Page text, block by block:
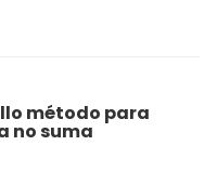
método para
no suma